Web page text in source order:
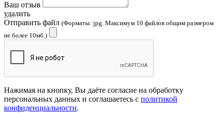
Ваш отзыв
удалить
Отправить файл (Форматы: jpg. Максимум 10 файлов общим размером
не более 10мб.)
Нажимая на кнопку, Вы даёте согласие на обработку
персональных данных и соглашаетесь с политикой
конфиденциальности.